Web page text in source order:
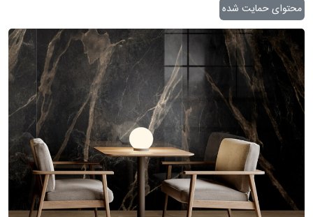
محتوای حمایت شده